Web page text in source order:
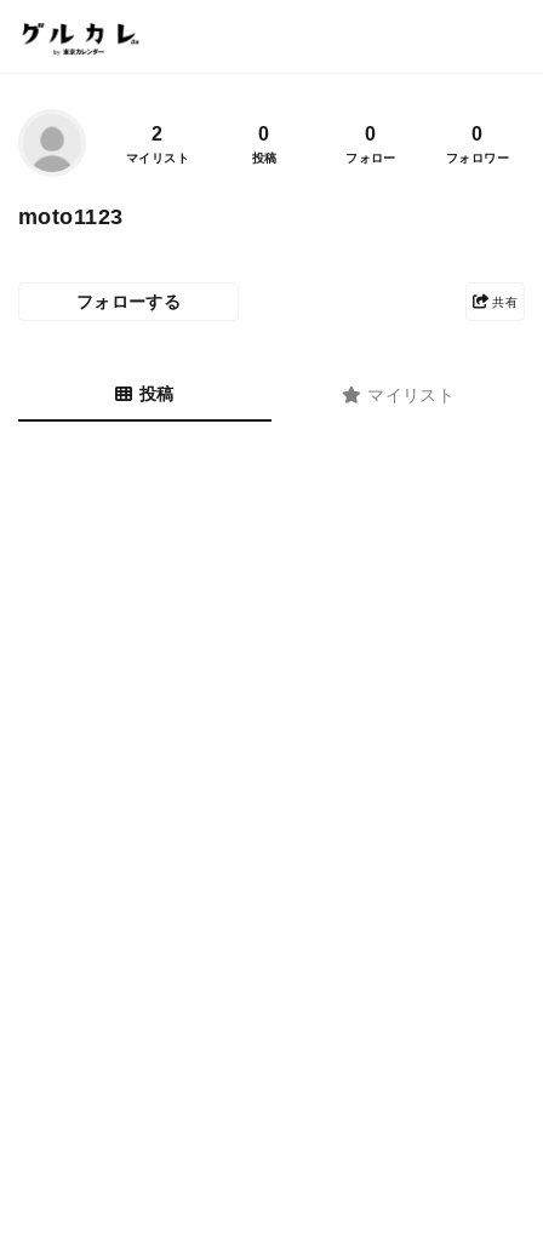
2
マイリスト
0
投稿
0
フォロー
0
フォロワー
moto1123
フォローする 共有
投稿 マイリスト